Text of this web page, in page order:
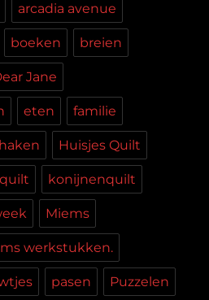
arcadia avenue
boeken breien
Jane
eten familie
haken Huisjes Quilt
konijnenquilt
Miems
werkstukken.
pasen Puzzelen